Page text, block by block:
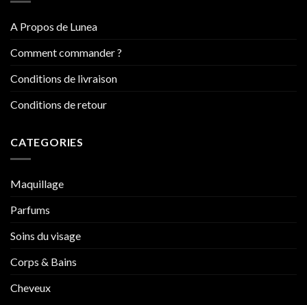
A Propos de Lunea
Comment commander ?
Conditions de livraison
Conditions de retour
CATEGORIES
Maquillage
Parfums
Soins du visage
Corps & Bains
Cheveux